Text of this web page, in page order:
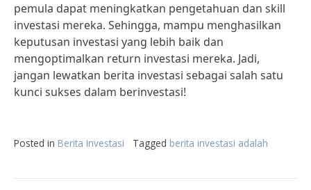
pemula dapat meningkatkan pengetahuan dan skill
investasi mereka. Sehingga, mampu menghasilkan
keputusan investasi yang lebih baik dan
mengoptimalkan return investasi mereka. Jadi,
jangan lewatkan berita investasi sebagai salah satu
kunci sukses dalam berinvestasi!
Posted in Berita Investasi Tagged berita investasi adalah